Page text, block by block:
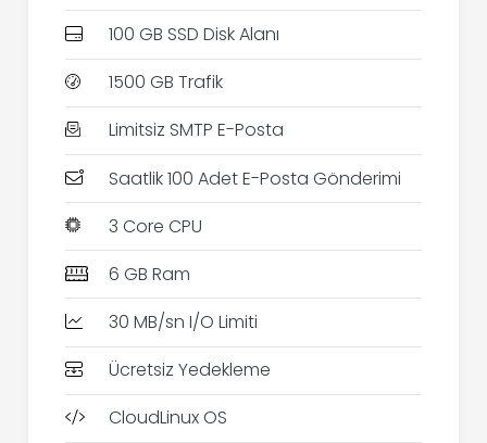
100 GB SSD Disk Alanı
1500 GB Trafik
Limitsiz SMTP E-Posta
Saatlik 100 Adet E-Posta Gönderimi
3 Core CPU
6 GB Ram
30 MB/sn I/O Limiti
Ücretsiz Yedekleme
CloudLinux OS